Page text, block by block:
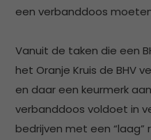
een verbanddoos
Vanuit de taken die een
het Oranje Kruis de BHV
en daar een keurmerk
verbanddoos voldoet in
bedrijven met een “laag”